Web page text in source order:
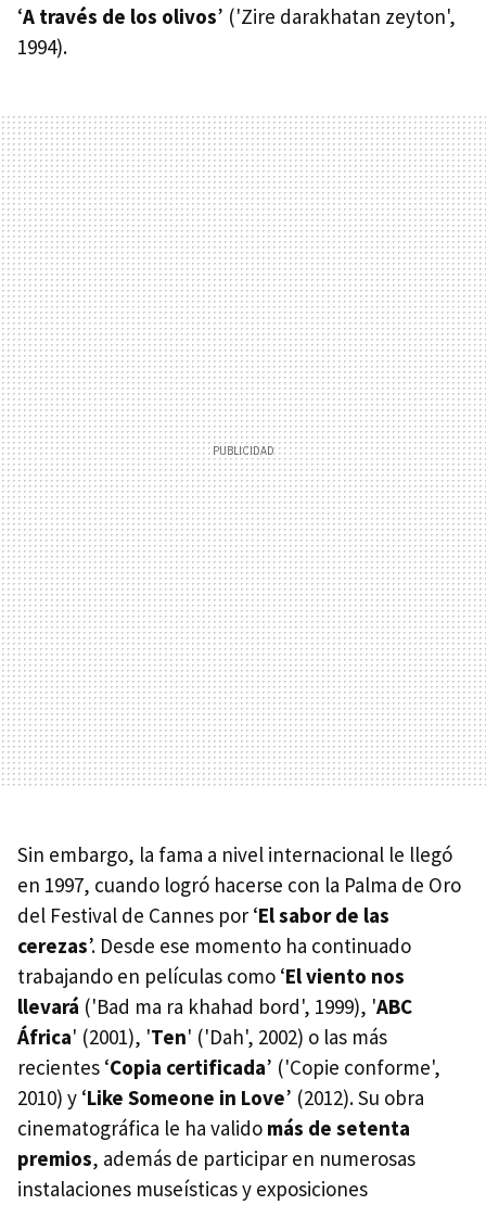
‘A través de los olivos’ ('Zire darakhatan zeyton',
1994).
Sin embargo, la fama a nivel internacional le llegó
en 1997, cuando logró hacerse con la Palma de Oro
del Festival de Cannes por ‘El sabor de las
cerezas’. Desde ese momento ha continuado
trabajando en películas como ‘El viento nos
llevará ('Bad ma ra khahad bord', 1999), 'ABC
África' (2001), 'Ten' ('Dah', 2002) o las más
recientes ‘Copia certificada’ ('Copie conforme',
2010) y ‘Like Someone in Love’ (2012). Su obra
cinematográfica le ha valido más de setenta
premios, además de participar en numerosas
instalaciones museísticas y exposiciones